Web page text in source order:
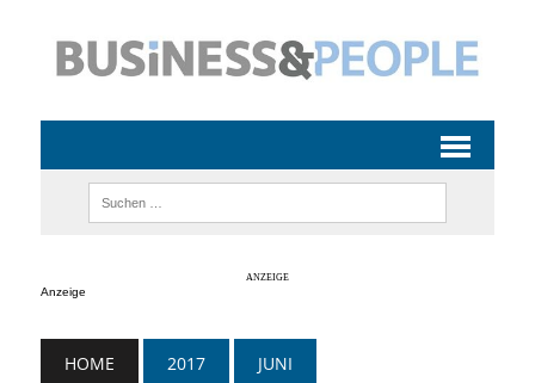
Anzeige
HOME 2017 JUNI